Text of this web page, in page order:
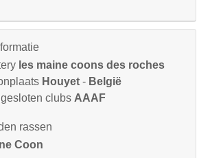
les maine coons des roches
Houyet- België
clubs AAAF
rassen
Coon